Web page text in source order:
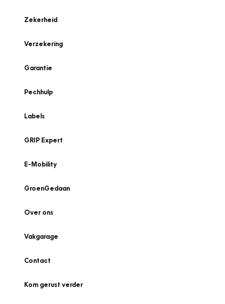
Zekerheid
Verzekering
Garantie
Pechhulp
Labels
GRIP Expert
E-Mobility
GroenGedaan
Over ons
Vakgarage
Contact
Kom gerust verder